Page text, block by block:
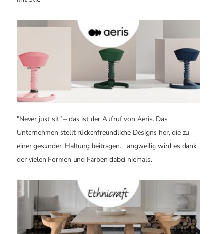
"Never just sit" – das ist der Aufruf von Aeris. Das
Unternehmen stellt rückenfreundliche Designs her, die zu
einer gesunden Haltung beitragen. Langweilig wird es dank
der vielen Formen und Farben dabei niemals.